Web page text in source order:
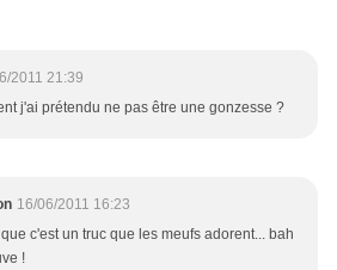
2011 21:39
j'ai prétendu ne pas être une gonzesse ?
16/06/2011 16:23
c'est un truc que les meufs adorent... bah
!